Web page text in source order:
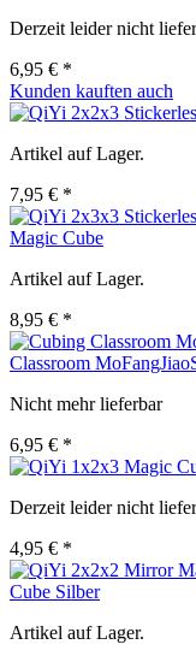
Derzeit leider nicht
6,95 € *
Kunden kauften auch
Artikel auf Lager.
7,95 € *
Magic Cube
Artikel auf Lager.
8,95 € *
Classroom
Nicht mehr lieferbar
6,95 € *
Derzeit leider nicht
4,95 € *
Cube Silber
Artikel auf Lager.